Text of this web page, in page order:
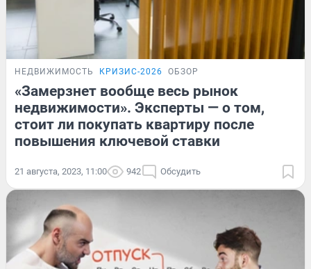
НЕДВИЖИМОСТЬ КРИЗИС-2026 ОБЗОР
«Замерзнет вообще весь рынок
недвижимости». Эксперты — о том,
стоит ли покупать квартиру после
повышения ключевой ставки
21 августа, 2023, 11:00 942 Обсудить